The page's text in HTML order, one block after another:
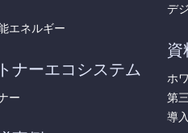
エネルギー
ナーエコシステム
ー
デ
資
ホ
第
導